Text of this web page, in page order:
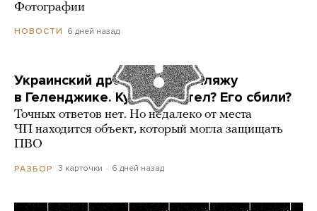
Фотографии
НОВОСТИ 6 дней назад
Украинский дрон попал по пляжу
в Геленджике. Куда он летел? Его сбили?
Точных ответов нет. Но недалеко от места
ЧП находится объект, который могла защищать
ПВО
РАЗБОР 3 карточки 6 дней назад